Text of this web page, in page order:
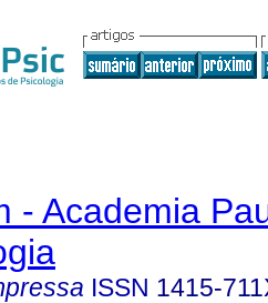
- Academia
ISSN 1415-